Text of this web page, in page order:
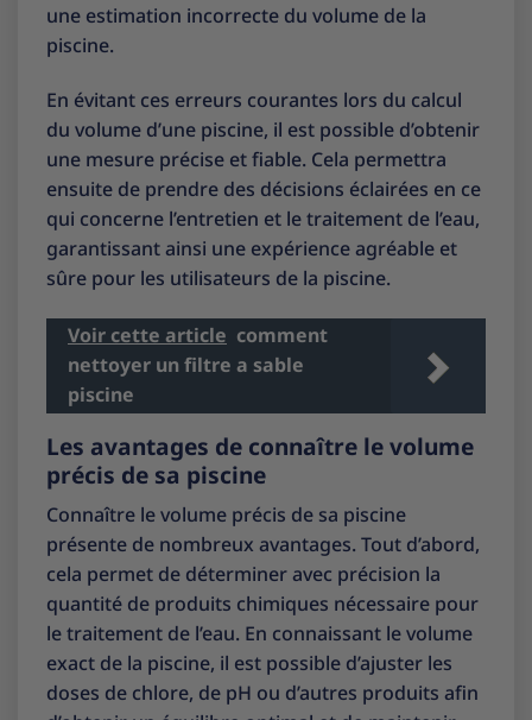
une estimation incorrecte du volume de la
piscine.
En évitant ces erreurs courantes lors du calcul
du volume d’une piscine, il est possible d’obtenir
une mesure précise et fiable. Cela permettra
ensuite de prendre des décisions éclairées en ce
qui concerne l’entretien et le traitement de l’eau,
garantissant ainsi une expérience agréable et
sûre pour les utilisateurs de la piscine.
Voir cette article comment
nettoyer un filtre a sable
piscine
Les avantages de connaître le volume
précis de sa piscine
Connaître le volume précis de sa piscine
présente de nombreux avantages. Tout d’abord,
cela permet de déterminer avec précision la
quantité de produits chimiques nécessaire pour
le traitement de l’eau. En connaissant le volume
exact de la piscine, il est possible d’ajuster les
doses de chlore, de pH ou d’autres produits afin